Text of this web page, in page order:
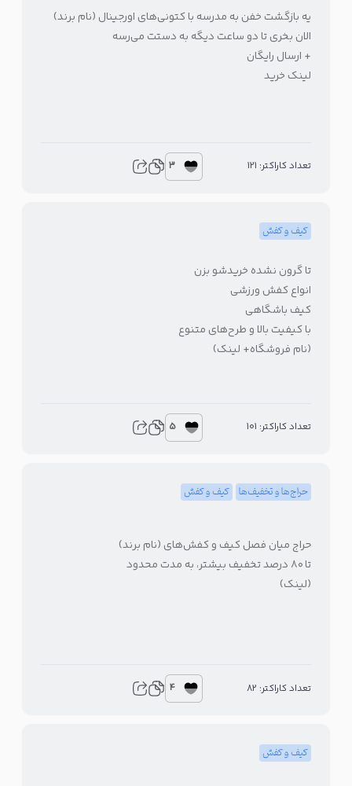
یه بازگشت خفن به مدرسه با کتونی‌های اورجینال (نام برند)
الان بخری تا دو ساعت دیگه به دستت می‌رسه
+ ارسال رایگان
لینک خرید
تعداد کاراکتر: 121 3
کیف و کفش
تا گرون نشده خریدشو بزن
انواع کفش ورزشی
کیف باشگاهی
با کیفیت بالا و طرح‌های متنوع
(نام فروشگاه+ لینک)
تعداد کاراکتر: 101 5
حراج‌ها و تخفیف‌ها کیف و کفش
حراج میان فصل کیف و کفش‌های (نام برند)
تا ۸۰ درصد تخفیف بیشتر، به مدت محدود
(لینک)
تعداد کاراکتر: 82 4
کیف و کفش